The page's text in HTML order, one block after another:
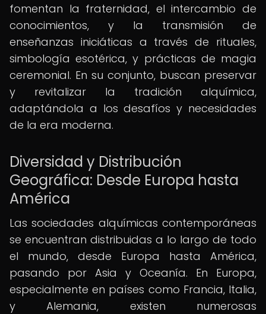
fomentan la fraternidad, el intercambio de
conocimientos, y la transmisión de
enseñanzas iniciáticas a través de rituales,
simbología esotérica, y prácticas de magia
ceremonial. En su conjunto, buscan preservar
y revitalizar la tradición alquímica,
adaptándola a los desafíos y necesidades
de la era moderna.
Diversidad y Distribución
Geográfica: Desde Europa hasta
América
Las sociedades alquímicas contemporáneas
se encuentran distribuidas a lo largo de todo
el mundo, desde Europa hasta América,
pasando por Asia y Oceanía. En Europa,
especialmente en países como Francia, Italia,
y Alemania, existen numerosas